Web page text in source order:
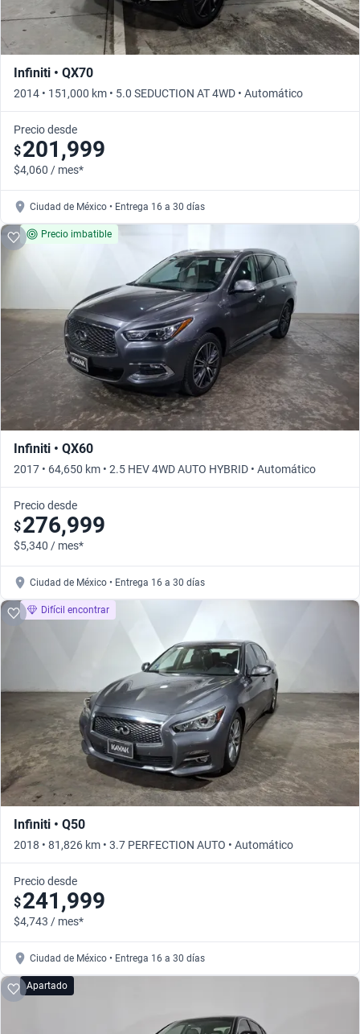
Infiniti • QX70
2014 • 151,000 km • 5.0 SEDUCTION AT 4WD • Automático
Precio desde
$201,999
$4,060 / mes*
Ciudad de México • Entrega 16 a 30 días
Precio imbatible
Infiniti • QX60
2017 • 64,650 km • 2.5 HEV 4WD AUTO HYBRID • Automático
Precio desde
$276,999
$5,340 / mes*
Ciudad de México • Entrega 16 a 30 días
Difícil encontrar
Infiniti • Q50
2018 • 81,826 km • 3.7 PERFECTION AUTO • Automático
Precio desde
$241,999
$4,743 / mes*
Ciudad de México • Entrega 16 a 30 días
Apartado